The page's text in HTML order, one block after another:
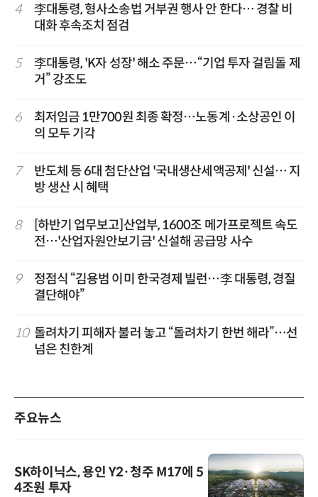
4
李대통령, 형사소송법 거부권 행사 안 한다… 경찰 비
대화 후속조치 점검
5
李대통령, 'K자 성장' 해소 주문…“기업 투자 걸림돌 제
거” 강조도
6
최저임금 1만700원 최종 확정…노동계·소상공인 이
의 모두 기각
7
반도체 등 6대 첨단산업 '국내생산세액공제' 신설… 지
방 생산 시 혜택
8
[하반기 업무보고]산업부, 1600조 메가프로젝트 속도
전…'산업자원안보기금' 신설해 공급망 사수
9
정점식 “김용범 이미 한국경제 빌런…李 대통령, 경질
결단해야”
10 돌려차기 피해자 불러 놓고 “돌려차기 한번 해라”…선
넘은 친한계
주요뉴스
SK하이닉스, 용인 Y2·청주 M17에 5
4조원 투자